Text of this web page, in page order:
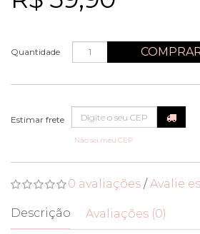
Quantidade
Não sei meu CEP
0 avaliações /Avalie
Descrição Avaliações (0)